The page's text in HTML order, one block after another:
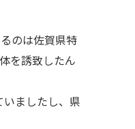
のは佐賀県特
を誘致したん
ましたし、県